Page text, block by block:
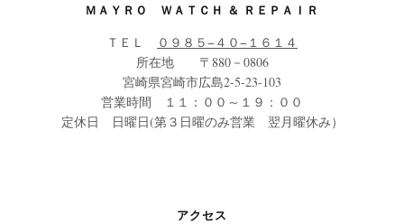
ＭＡＹＲＯ ＷＡＴＣＨ ＆ ＲＥＰＡＩＲ
ＴＥＬ
０９８５−４０−１６１４
所在地 〒880－0806
宮崎県宮崎市広島2-5-23-103
営業時間 １１：００～１９：００
定休日 日曜日(第３日曜のみ営業 翌月曜休み）
アクセス